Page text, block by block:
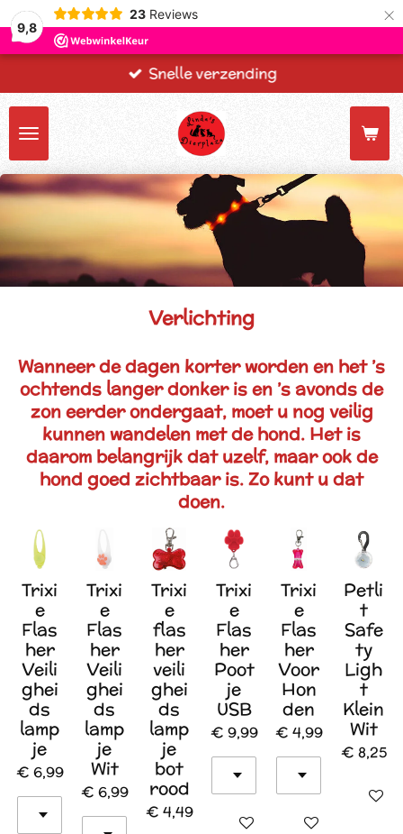
9,8
23 Reviews ×
Snelle verzending
Verlichting
Wanneer de dagen korter worden en het ’s
ochtends langer donker is en ’s avonds de
zon eerder ondergaat, moet u nog veilig
kunnen wandelen met de hond. Het is
daarom belangrijk dat uzelf, maar ook de
hond goed zichtbaar is. Zo kunt u dat
doen.
Trixi
e
Flas
her
Veili
ghei
ds
lamp
je
€ 6,99
Trixi
e
Flas
her
Veili
ghei
ds
lamp
je
Wit
€ 6,99
Trixi
e
flas
her
veili
ghei
ds
lamp
je
bot
rood
€ 4,49
Trixi
e
Flas
her
Poot
je
USB
€ 9,99
In winkelwagen
Trixi
e
Flas
her
Voor
Hon
den
€ 4,99
In winkelwagen
Petli
t
Safe
ty
Ligh
t
Klein
Wit
€ 8,25
In